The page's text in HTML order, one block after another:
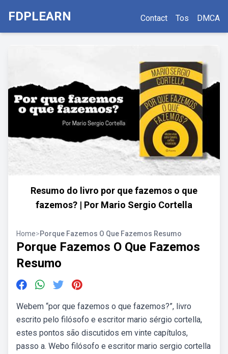
FDPLEARN Contact Tos DMCA
Resumo do livro por que fazemos o que
fazemos? | Por Mario Sergio Cortella
Home>Porque Fazemos O Que Fazemos Resumo
Porque Fazemos O Que Fazemos
Resumo
Webem “por que fazemos o que fazemos?”, livro
escrito pelo filósofo e escritor mario sérgio cortella,
estes pontos são discutidos em vinte capítulos,
passo a. Webo filósofo e escritor mario sergio cortella